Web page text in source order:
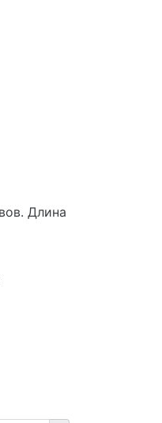
Длина